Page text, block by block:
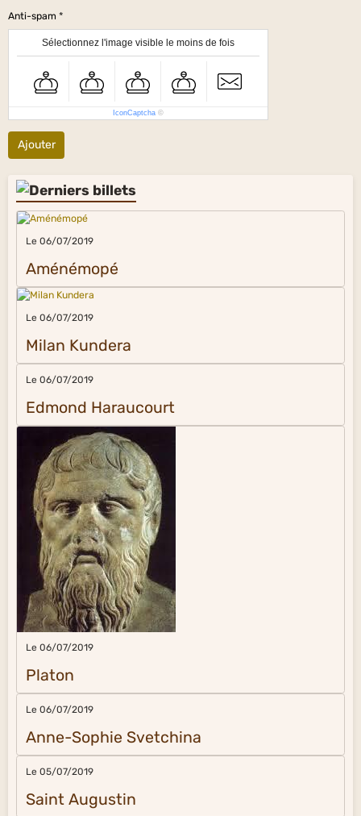
Anti-spam
Sélectionnez l'image visible le moins de fois
IconCaptcha ©
Ajouter
Le 06/07/2019
Aménémopé
Le 06/07/2019
Milan Kundera
Le 06/07/2019
Edmond Haraucourt
Le 06/07/2019
Platon
Le 06/07/2019
Anne-Sophie Svetchina
Le 05/07/2019
Saint Augustin